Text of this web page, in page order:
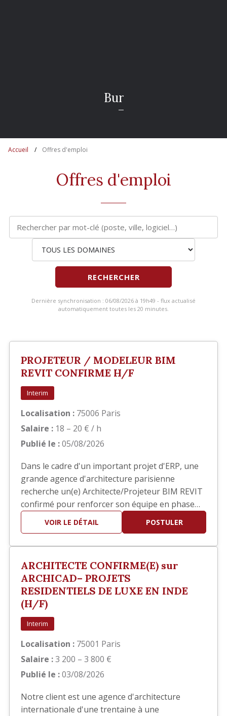
ureau
Accueil Offres d'emploi
Offres d'emploi
RECHERCHER
Dernière synchronisation : 06/08/2026 à 19h49 - flux actualisé
automatiquement toutes les 20 minutes.
PROJETEUR / MODELEUR BIM
REVIT CONFIRME H/F
Interim
Localisation : 75006 Paris
Salaire : 18 – 20 € / h
Publié le :05/08/2026
Dans le cadre d'un important projet d'ERP, une
grande agence d'architecture parisienne
recherche un(e) Architecte/Projeteur BIM REVIT
confirmé pour renforcer son équipe en phase
EXE. Vos missions Vous interviendrez
principalement sur la réalisation des documents
repérage. Production et mise…
VOIR LE DÉTAIL POSTULER
ARCHITECTE CONFIRME(E) sur
ARCHICAD– PROJETS
RESIDENTIELS DE LUXE EN INDE
(H/F)
Interim
Localisation : 75001 Paris
Salaire :3 200 – 3 800 €
Publié le :03/08/2026
Notre client est une agence d'architecture
internationale d'une trentaine à une